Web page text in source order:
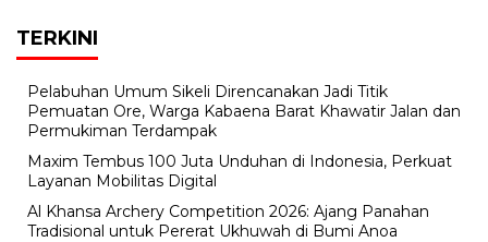
TERKINI
Pelabuhan Umum Sikeli Direncanakan Jadi Titik
Pemuatan Ore, Warga Kabaena Barat Khawatir Jalan dan
Permukiman Terdampak
Maxim Tembus 100 Juta Unduhan di Indonesia, Perkuat
Layanan Mobilitas Digital
Al Khansa Archery Competition 2026: Ajang Panahan
Tradisional untuk Pererat Ukhuwah di Bumi Anoa